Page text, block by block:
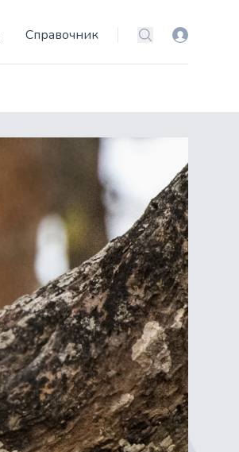
Справочник Поиск Вход